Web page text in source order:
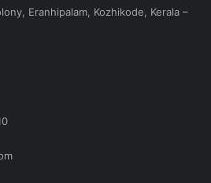
Eranhipalam, Kozhikode, Kerala –